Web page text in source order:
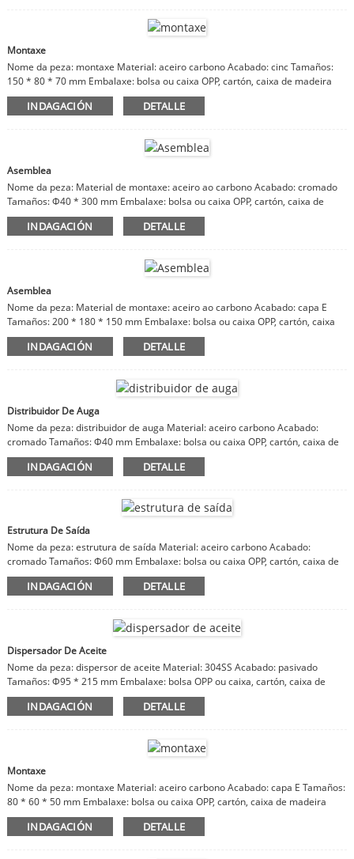
Montaxe
Nome da peza: montaxe Material: aceiro carbono Acabado: cinc Tamaños:
150 * 80 * 70 mm Embalaxe: bolsa ou caixa OPP, cartón, caixa de madeira
Observacións: material, acabado, tamaños personalizables
INDAGACIÓN DETALLE
Asemblea
Nome da peza: Material de montaxe: aceiro ao carbono Acabado: cromado
Tamaños: Φ40 * 300 mm Embalaxe: bolsa ou caixa OPP, cartón, caixa de
madeira Observacións: material, acabado, tamaños personalizables
INDAGACIÓN DETALLE
Asemblea
Nome da peza: Material de montaxe: aceiro ao carbono Acabado: capa E
Tamaños: 200 * 180 * 150 mm Embalaxe: bolsa ou caixa OPP, cartón, caixa
de madeira Observacións: material, acabado, tamaños personalizables
INDAGACIÓN DETALLE
Distribuidor De Auga
Nome da peza: distribuidor de auga Material: aceiro carbono Acabado:
cromado Tamaños: Φ40 mm Embalaxe: bolsa ou caixa OPP, cartón, caixa de
madeira Observacións: material, acabado, tamaños personalizables
INDAGACIÓN DETALLE
Estrutura De Saída
Nome da peza: estrutura de saída Material: aceiro carbono Acabado:
cromado Tamaños: Φ60 mm Embalaxe: bolsa ou caixa OPP, cartón, caixa de
madeira Observacións: material, acabado, tamaños personalizables
INDAGACIÓN DETALLE
Dispersador De Aceite
Nome da peza: dispersor de aceite Material: 304SS Acabado: pasivado
Tamaños: Φ95 * 215 mm Embalaxe: bolsa OPP ou caixa, cartón, caixa de
madeira Observacións: material, acabado, tamaños personalizables
INDAGACIÓN DETALLE
Montaxe
Nome da peza: montaxe Material: aceiro carbono Acabado: capa E Tamaños:
80 * 60 * 50 mm Embalaxe: bolsa ou caixa OPP, cartón, caixa de madeira
Observacións: material, acabado, tamaños personalizables
INDAGACIÓN DETALLE